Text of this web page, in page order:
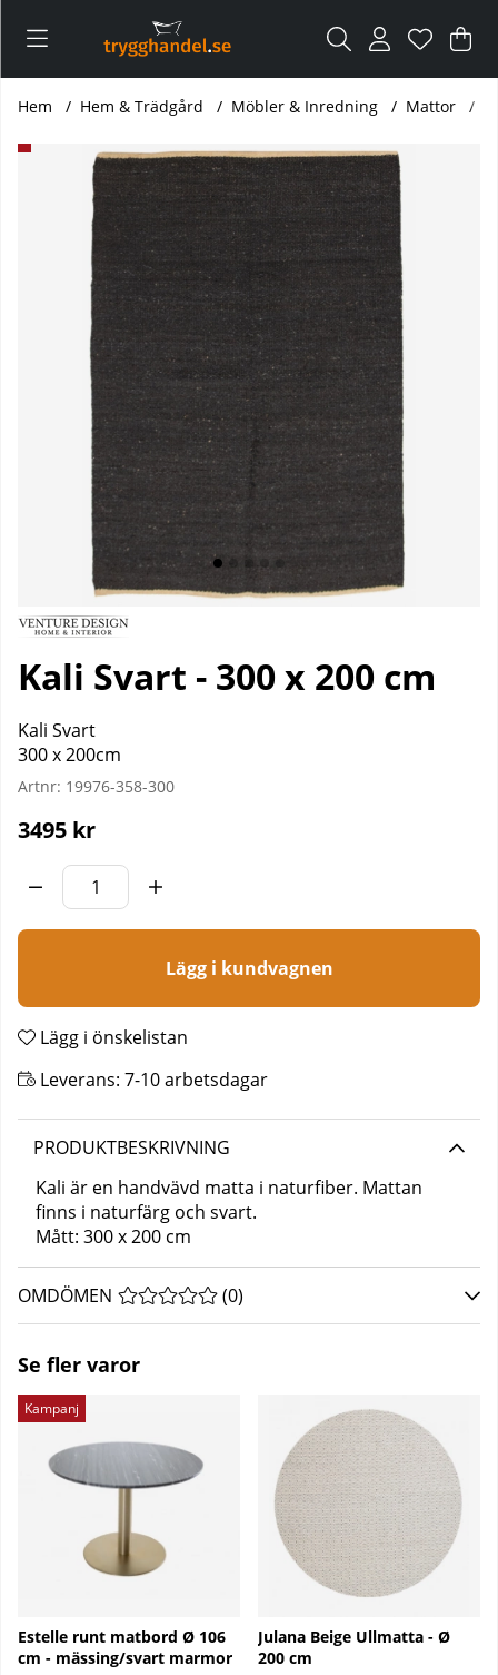
.
Hem Hem & Trädgård Möbler & Inredning Mattor
Produktbilder Kali Svart - 300 x 200 cm
Kali Svart - 300 x 200 cm
Kali Svart
300 x 200cm
Artnr: 19976-358-300
3495 kr
Lägg i kundvagnen
Lägg i önskelistan
Leverans: 7-10 arbetsdagar
PRODUKTBESKRIVNING
Kali är en handvävd matta i naturfiber. Mattan
finns i naturfärg och svart.
Mått: 300 x 200 cm
OMDÖMEN MEDELBETYG 0 AV 5 ANTAL BETYG 0
(0)
Se fler varor
Kampanj
Estelle runt matbord Ø 106
cm - mässing/svart marmor
Julana Beige Ullmatta - Ø
200 cm